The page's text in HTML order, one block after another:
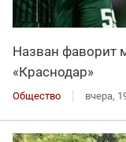
Назван фаворит
«Краснодар»
Общество вчера,